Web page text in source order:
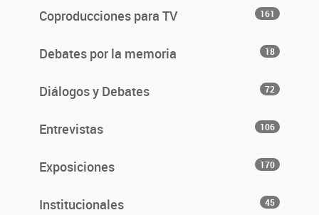
Coproducciones para TV 161
Debates por la memoria 18
Diálogos y Debates 72
Entrevistas 106
Exposiciones 170
Institucionales 45